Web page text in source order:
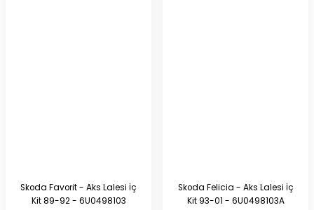
Skoda Favorit - Aks Lalesi İç
Kit 89-92 - 6U0498103
Skoda Felicia - Aks Lalesi İç
Kit 93-01 - 6U0498103A